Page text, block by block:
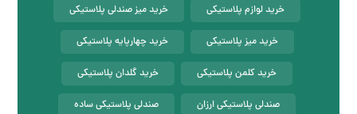
خرید لوازم پلاستیکی خرید میز صندلی پلاستیکی
خرید میز پلاستیکی خرید چهارپایه پلاستیکی
خرید کلمن پلاستیکی خرید گلدان پلاستیکی
صندلی پلاستیکی ارزان صندلی پلاستیکی ساده